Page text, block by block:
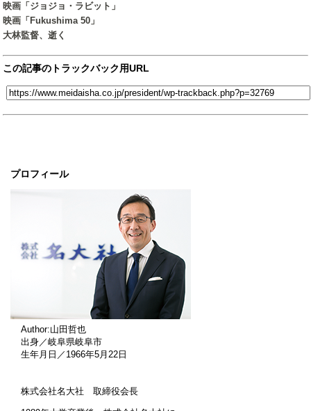
プロフィール
Author:山田哲也
出身／岐阜県岐阜市
生年月日／1966年5月22日
株式会社名大社 取締役会長
映画「ジョジョ・ラビット」
映画「Fukushima 50」
大林監督、逝く
この記事のトラックバック用URL